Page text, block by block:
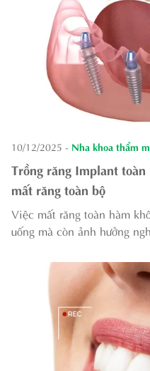
10/12/2025 - Nha khoa thẩm
Trồng răng Implant
mất răng toàn bộ
Việc mất răng toàn hàm
uống mà còn ảnh hưởng
hình hiện nay, trồng răng